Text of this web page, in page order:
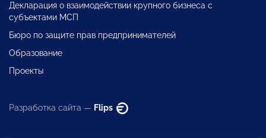
Декларация о взаимодействии крупного бизнеса с
субъектами МСП
Бюро по защите прав предпринимателей
Образование
Проекты
Разработка сайта — Flips